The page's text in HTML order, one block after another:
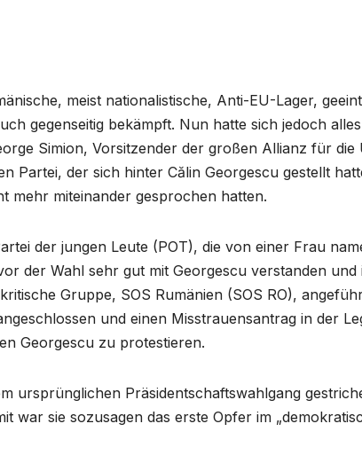
meist nationalistische, Anti-EU-Lager,
gegenseitig bekämpft. Nun hatte sich jedoch
Simion, Vorsitzender der großen Allianz für die
Partei, der sich hinter Călin Georgescu gestellt
mehr miteinander gesprochen hatten.
der jungen Leute (POT), die von einer Frau
der Wahl sehr gut mit Georgescu verstanden und
Gruppe, SOS Rumänien (SOS RO),
und einen Misstrauensantrag in der
Georgescu zu protestieren.
ursprünglichen Präsidentschaftswahlgang
war sie sozusagen das erste Opfer im